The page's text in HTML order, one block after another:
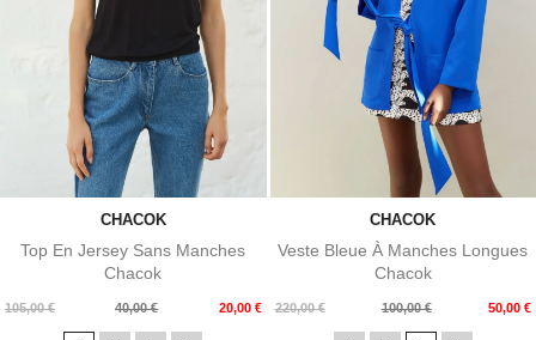
CHACOK
Top En Jersey Sans Manches
Chacok
105,00 €
Prix
40,00 € 20,00 €
Prix
CHACOK
Veste Bleue À Manches Longues
Chacok
220,00 €
Prix
100,00 € 50,00 €
Prix